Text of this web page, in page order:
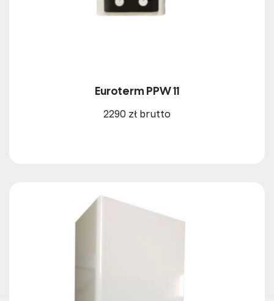
Euroterm PPW 11
2290 zł brutto